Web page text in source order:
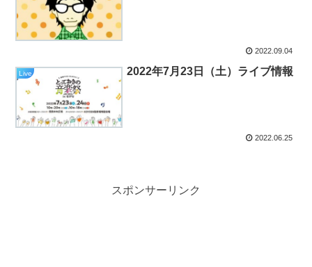
2022.09.04
Live 2022年7月23日（土）ライブ情報
2022.06.25
スポンサーリンク